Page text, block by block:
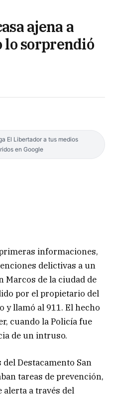
ajena a
lo sorprendió
El Libertador a tus medios
en Google
informaciones,
delictivas a un
Marcos de la ciudad de
por el propietario del
y llamó al 911. El hecho
cuando la Policía fue
de un intruso.
del Destacamento San
tareas de prevención,
a través del